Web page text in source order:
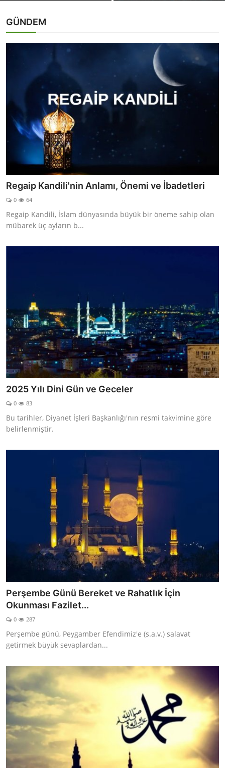
GÜNDEM
Regaip Kandili'nin Anlamı, Önemi ve İbadetleri
0 64
Regaip Kandili, İslam dünyasında büyük bir öneme sahip olan
mübarek üç ayların b...
2025 Yılı Dini Gün ve Geceler
0 83
Bu tarihler, Diyanet İşleri Başkanlığı'nın resmi takvimine göre
belirlenmiştir.
Perşembe Günü Bereket ve Rahatlık İçin
Okunması Fazilet...
0 287
Perşembe günü, Peygamber Efendimiz'e (s.a.v.) salavat
getirmek büyük sevaplardan...